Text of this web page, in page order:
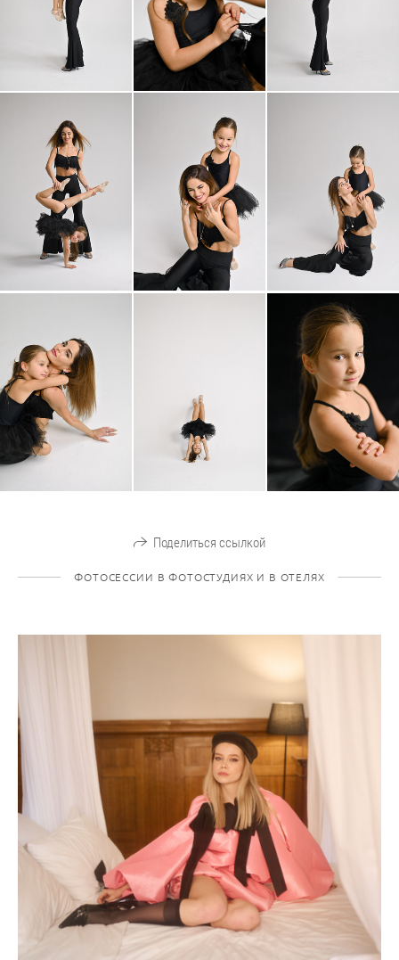
Поделиться ссылкой
ФОТОСЕССИИ В ФОТОСТУДИЯХ И В ОТЕЛЯХ